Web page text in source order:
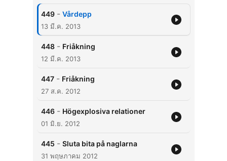
449 - Vårdepp
13 มี.ค. 2013
448 - Friåkning
12 มี.ค. 2013
447 - Friåkning
27 ส.ค. 2012
446 - Högexplosiva relationer
01 มิ.ย. 2012
445 - Sluta bita på naglarna
31 พฤษภาคม 2012